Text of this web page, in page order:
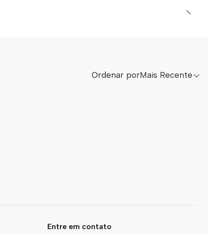
Ordenar porMais Recente
Entre em contato